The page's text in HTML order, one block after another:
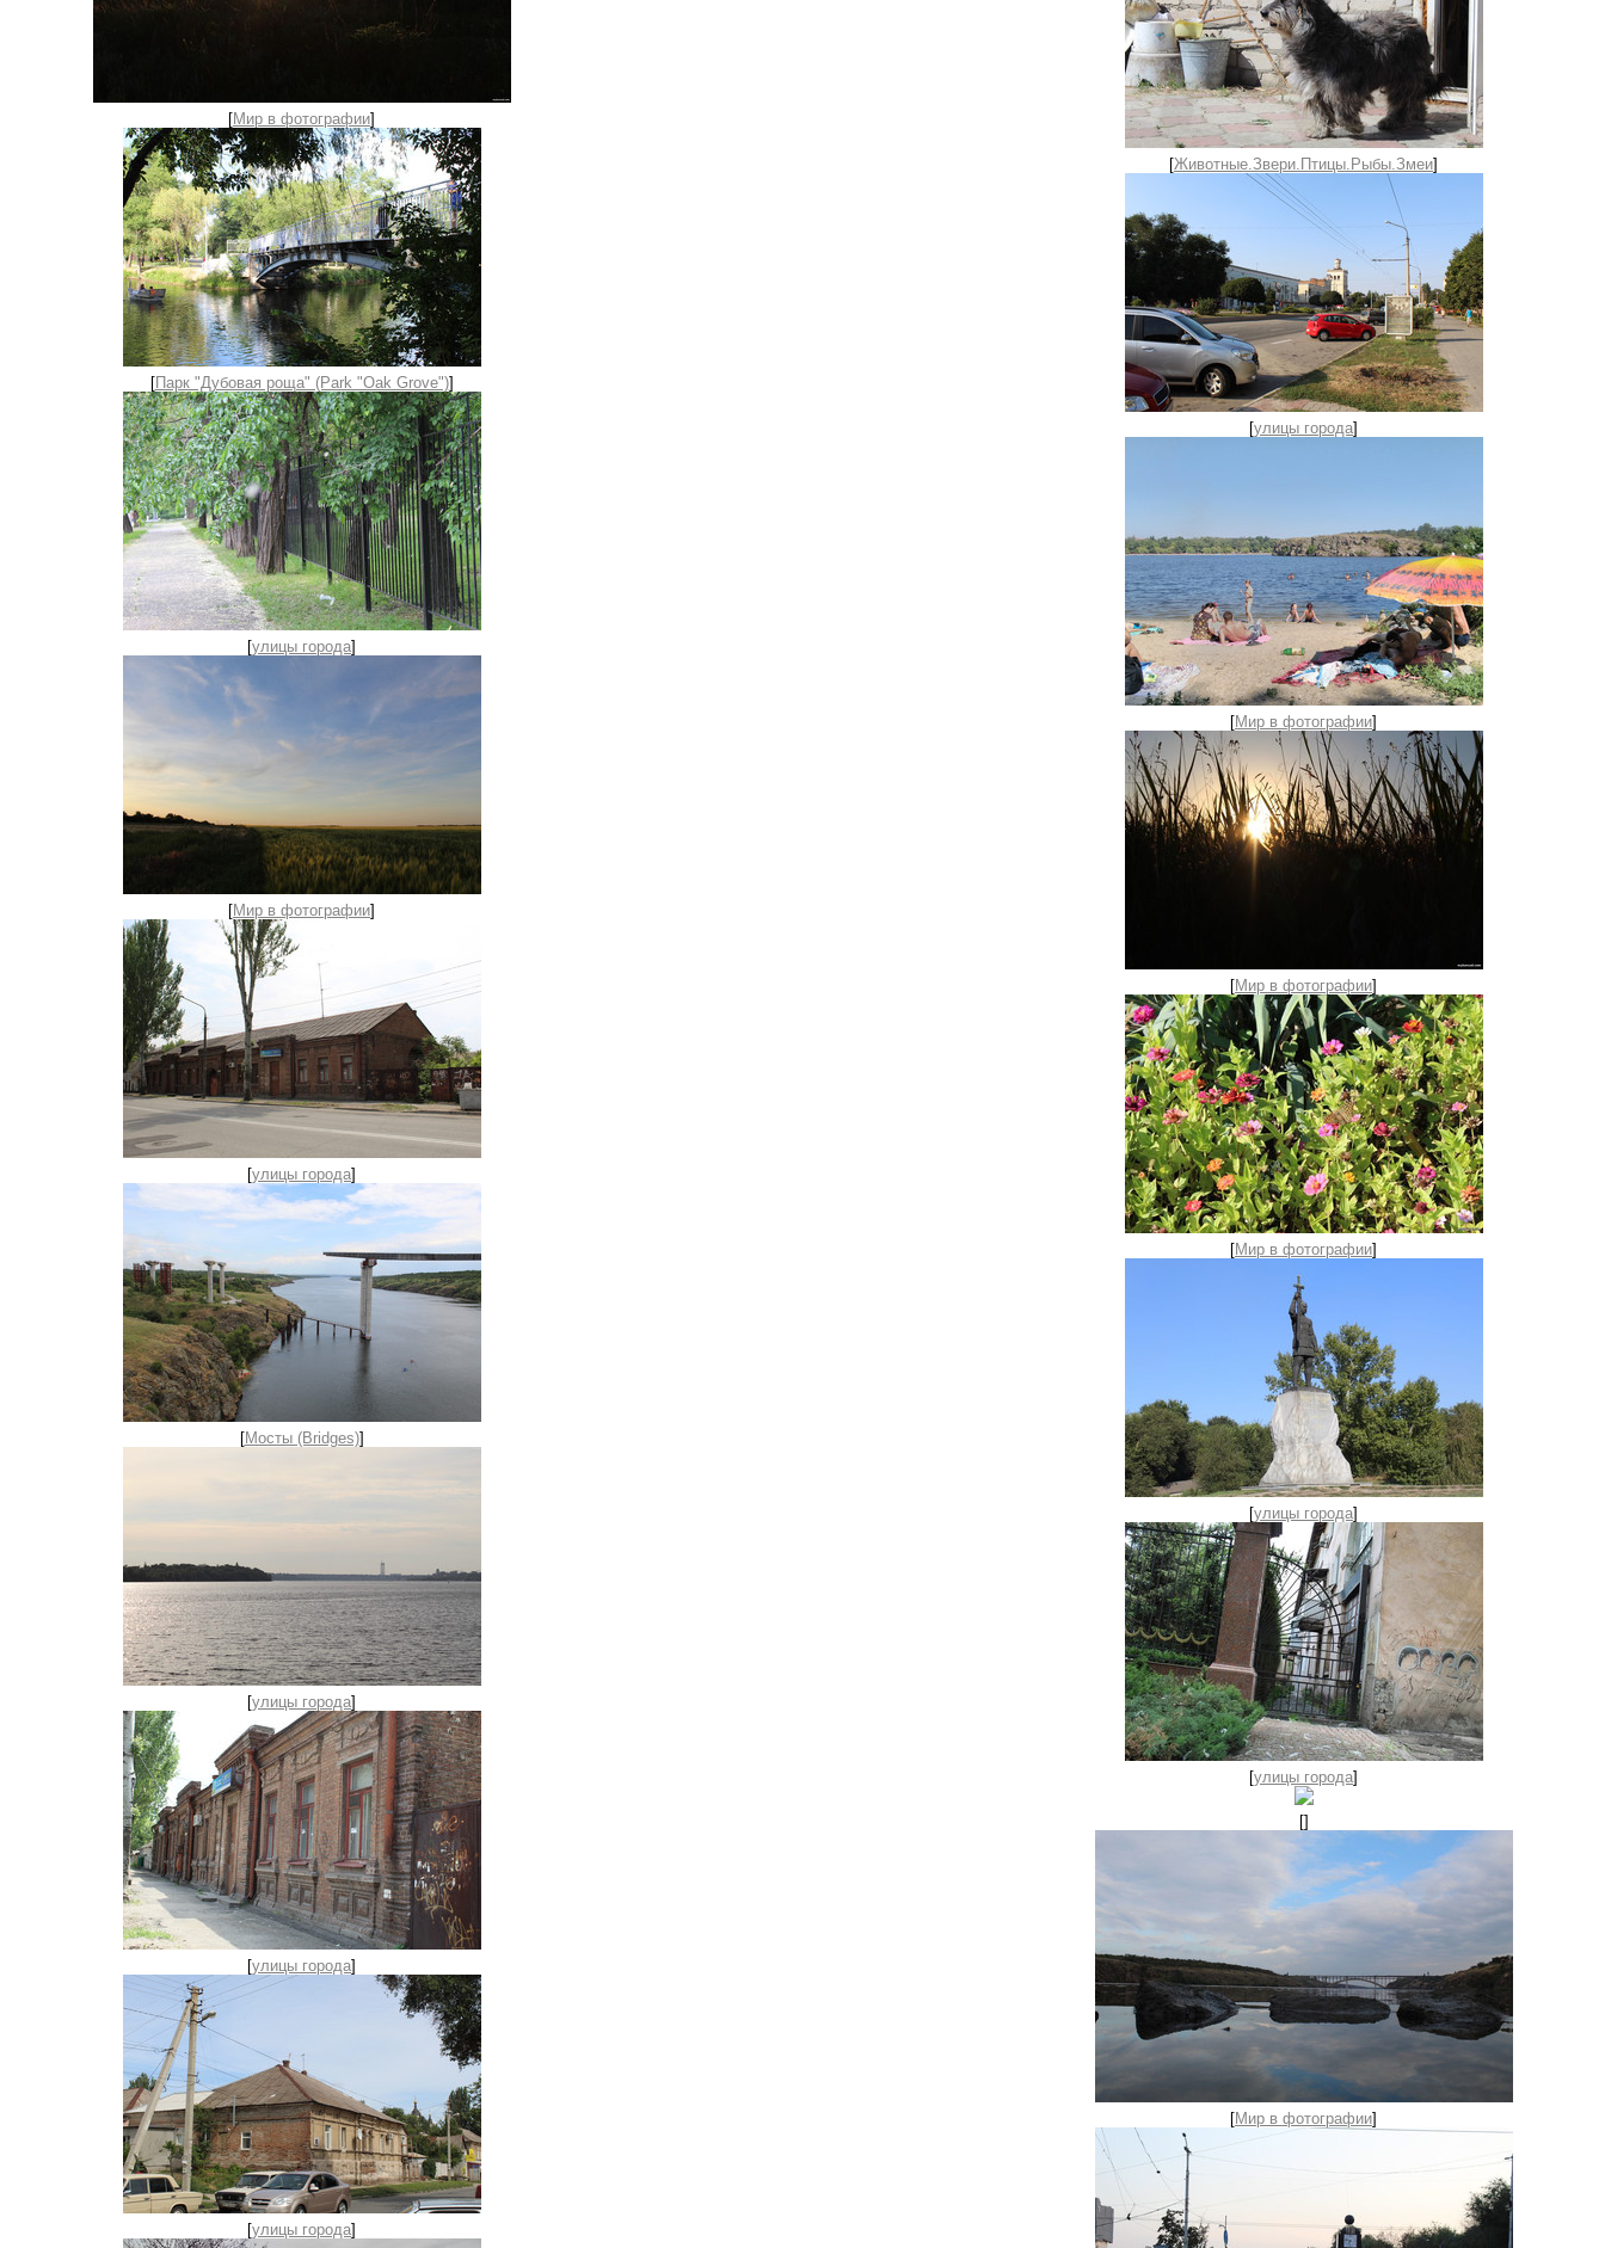
[Мир в фотографии]
[Парк "Дубовая роща" (Park "Oak Grove")]
[улицы города]
[Мир в фотографии]
[улицы города]
[Мосты (Bridges)]
[улицы города]
[улицы города]
[улицы города]
[Животные.Звери.Птицы.Рыбы.Змеи]
[улицы города]
[Мир в фотографии]
[Мир в фотографии]
[Мир в фотографии]
[улицы города]
[улицы города]
[]
[Мир в фотографии]